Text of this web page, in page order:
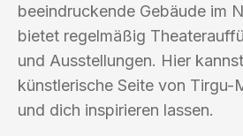
beeindruckende Gebäude im
bietet regelmäßig
und Ausstellungen. Hier
künstlerische Seite von Tirgu-
und dich inspirieren lassen.